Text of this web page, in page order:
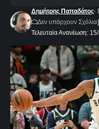
Τελευταία Ανανέωση:
Δημήτρης Παπαδάτος-
Δεν υπάρχουν Σχόλια